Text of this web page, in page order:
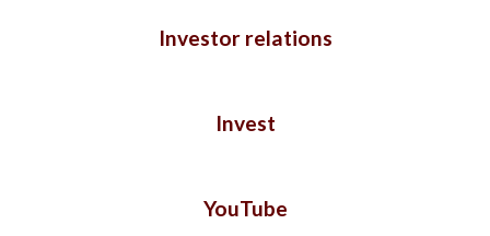
Investor relations
Invest
YouTube